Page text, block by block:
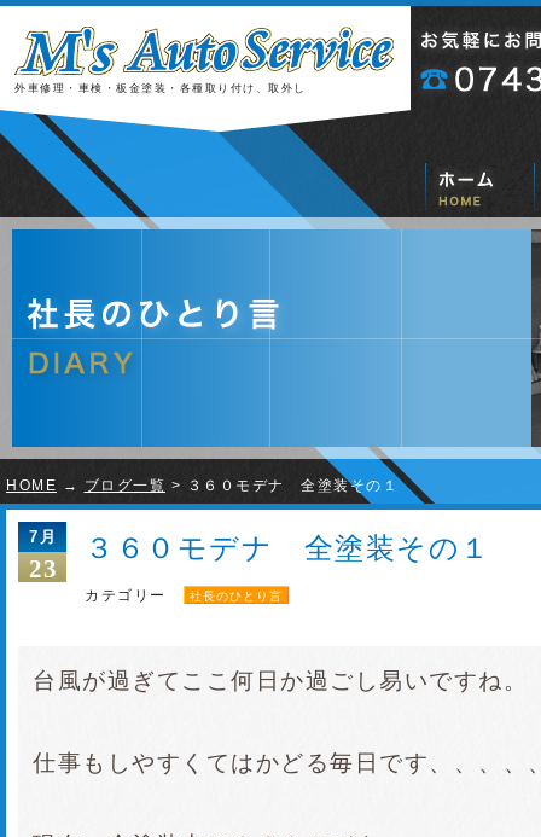
外車修理・車検・板金塗装・各種取り付け、取外し
HOME → ブログ一覧 > ３６０モデナ 全塗装その１
7月
23
３６０モデナ 全塗装その１
カテゴリー 社長のひとり言
台風が過ぎてここ何日か過ごし易いですね。
仕事もしやすくてはかどる毎日です、、、、